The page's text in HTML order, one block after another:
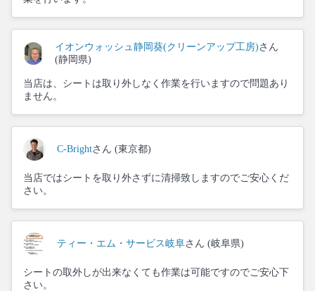
イオンウォッシュ静岡葵(クリーンアップ工房) さん
(静岡県)
当店は、シートは取り外しなく作業を行いますので問題あり
ません。
C-Brightさん (東京都)
当店ではシートを取り外さずに清掃致しますのでご安心くだ
さい。
ティー・エム・サービス岐阜さん (岐阜県)
シートの取外しが出来なくても作業は可能ですのでご安心下
さい。